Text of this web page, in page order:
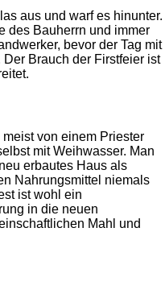
aus und warf es hinunter.
des Bauherrn und immer
bevor der Tag mit
Brauch der Firstfeier ist
von einem Priester
mit Weihwasser. Man
erbautes Haus als
Nahrungsmittel niemals
ist wohl ein
in die neuen
Mahl und